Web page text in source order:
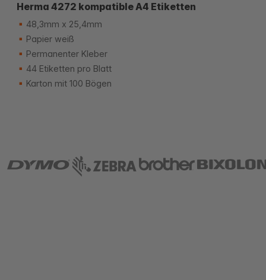
Herma 4272 kompatible A4 Etiketten
48,3mm x 25,4mm
Papier weiß
Permanenter Kleber
44 Etiketten pro Blatt
Karton mit 100 Bögen